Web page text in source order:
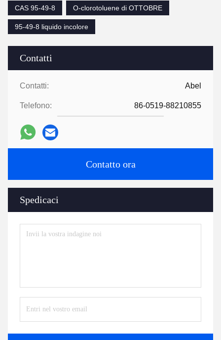
Contatti
Contatti: Abel
Telefono: 86-0519-88210855
Contatto ora
Spedicaci
CAS 95-49-8
O-clorotoluene di OTTOBRE
95-49-8 liquido incolore